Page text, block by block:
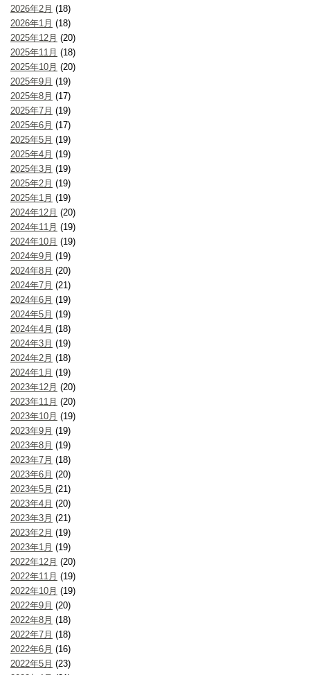
2026年2月 (18)
2026年1月 (18)
2025年12月 (20)
2025年11月 (18)
2025年10月 (20)
2025年9月 (19)
2025年8月 (17)
2025年7月 (19)
2025年6月 (17)
2025年5月 (19)
2025年4月 (19)
2025年3月 (19)
2025年2月 (19)
2025年1月 (19)
2024年12月 (20)
2024年11月 (19)
2024年10月 (19)
2024年9月 (19)
2024年8月 (20)
2024年7月 (21)
2024年6月 (19)
2024年5月 (19)
2024年4月 (18)
2024年3月 (19)
2024年2月 (18)
2024年1月 (19)
2023年12月 (20)
2023年11月 (20)
2023年10月 (19)
2023年9月 (19)
2023年8月 (19)
2023年7月 (18)
2023年6月 (20)
2023年5月 (21)
2023年4月 (20)
2023年3月 (21)
2023年2月 (19)
2023年1月 (19)
2022年12月 (20)
2022年11月 (19)
2022年10月 (19)
2022年9月 (20)
2022年8月 (18)
2022年7月 (18)
2022年6月 (16)
2022年5月 (23)